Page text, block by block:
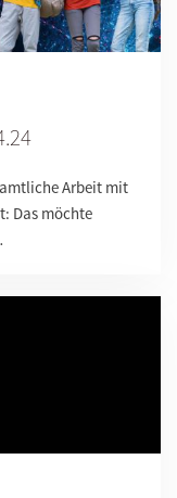
Arbeit mit
Das möchte